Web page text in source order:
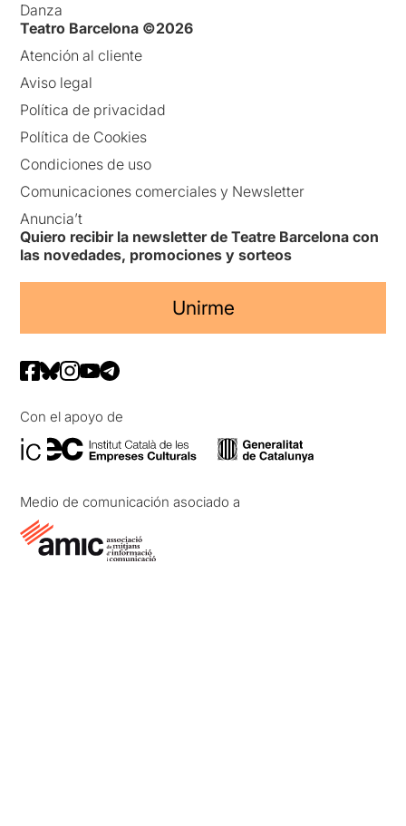
Danza
Teatro Barcelona ©2026
Atención al cliente
Aviso legal
Política de privacidad
Política de Cookies
Condiciones de uso
Comunicaciones comerciales y Newsletter
Anuncia’t
Quiero recibir la newsletter de Teatre Barcelona con
las novedades, promociones y sorteos
Unirme
Con el apoyo de
Medio de comunicación asociado a